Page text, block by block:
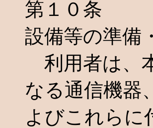
第１０条
設備等の準備
利用者は、
なる通信機器
よびこれらに